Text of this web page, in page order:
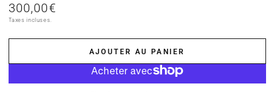
Prix
normal
300,00€
Taxes incluses.
AJOUTER AU PANIER